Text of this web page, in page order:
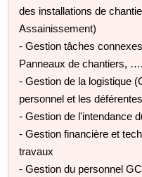
des installations de
Assainissement)
- Gestion tâches
Panneaux de chantiers,
- Gestion de la logistique
personnel et les
- Gestion de l'intendance
- Gestion financière et
travaux
- Gestion du personnel